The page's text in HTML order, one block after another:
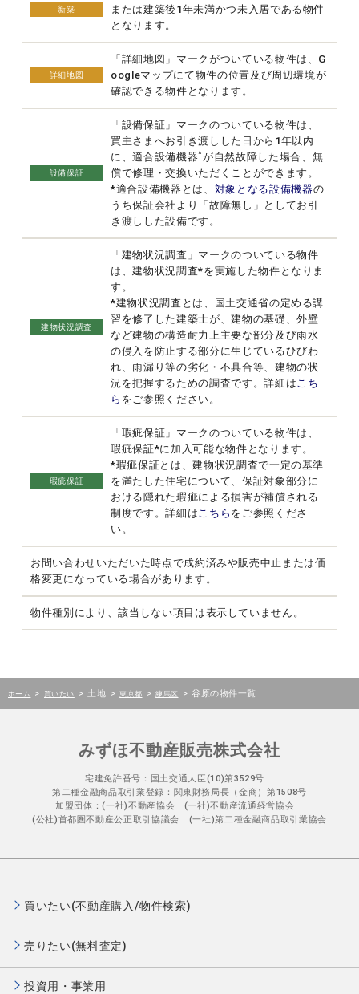
新築
または建築後1年未満かつ未入居である物件
となります。
詳細地図
「詳細地図」マークがついている物件は、G
oogleマップにて物件の位置及び周辺環境が
確認できる物件となります。
設備保証
「設備保証」マークのついている物件は、
買主さまへお引き渡しした日から1年以内
に、適合設備機器*が自然故障した場合、無
償で修理・交換いただくことができます。
*適合設備機器とは、 対象となる設備機器の
うち保証会社より「故障無し」としてお引
き渡しした設備です。
建物状況調査
「建物状況調査」マークのついている物件
は、建物状況調査*を実施した物件となりま
す。
*建物状況調査とは、国土交通省の定める講
習を修了した建築士が、建物の基礎、外壁
など建物の構造耐力上主要な部分及び雨水
の侵入を防止する部分に生じているひびわ
れ、雨漏り等の劣化・不具合等、建物の状
況を把握するための調査です。詳細は こち
ら をご参照ください。
瑕疵保証
「瑕疵保証」マークのついている物件は、
瑕疵保証*に加入可能な物件となります。
*瑕疵保証とは、建物状況調査で一定の基準
を満たした住宅について、保証対象部分に
おける隠れた瑕疵による損害が補償される
制度です。詳細は こちら をご参照くださ
い。
お問い合わせいただいた時点で成約済みや販売中止または価
格変更になっている場合があります。
物件種別により、該当しない項目は表示していません。
ホーム > 買いたい > 土地 > 東京都 > 練馬区 > 谷原の物件一覧
みずほ不動産販売株式会社
宅建免許番号：国土交通大臣(10)第3529号
第二種金融商品取引業登録：関東財務局長（金商）第1508号
加盟団体：(一社)不動産協会 (一社)不動産流通経営協会
(公社)首都圏不動産公正取引協議会 (一社)第二種金融商品取引業協会
買いたい(不動産購入/物件検索)
売りたい(無料査定)
投資用・事業用